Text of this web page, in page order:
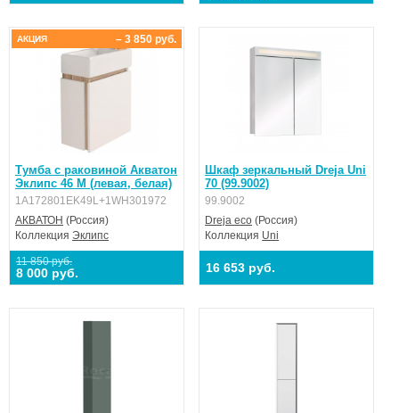
Тумба с раковиной Акватон
Эклипс 46 M (левая, белая)
1A172801EK49L+1WH301972
АКВАТОН (Россия)
Коллекция Эклипс
11 850 руб.
8 000 руб.
– 3 850 руб.
АКЦИЯ
Шкаф зеркальный Dreja Uni
70 (99.9002)
99.9002
Dreja eco (Россия)
Коллекция Uni
16 653 руб.